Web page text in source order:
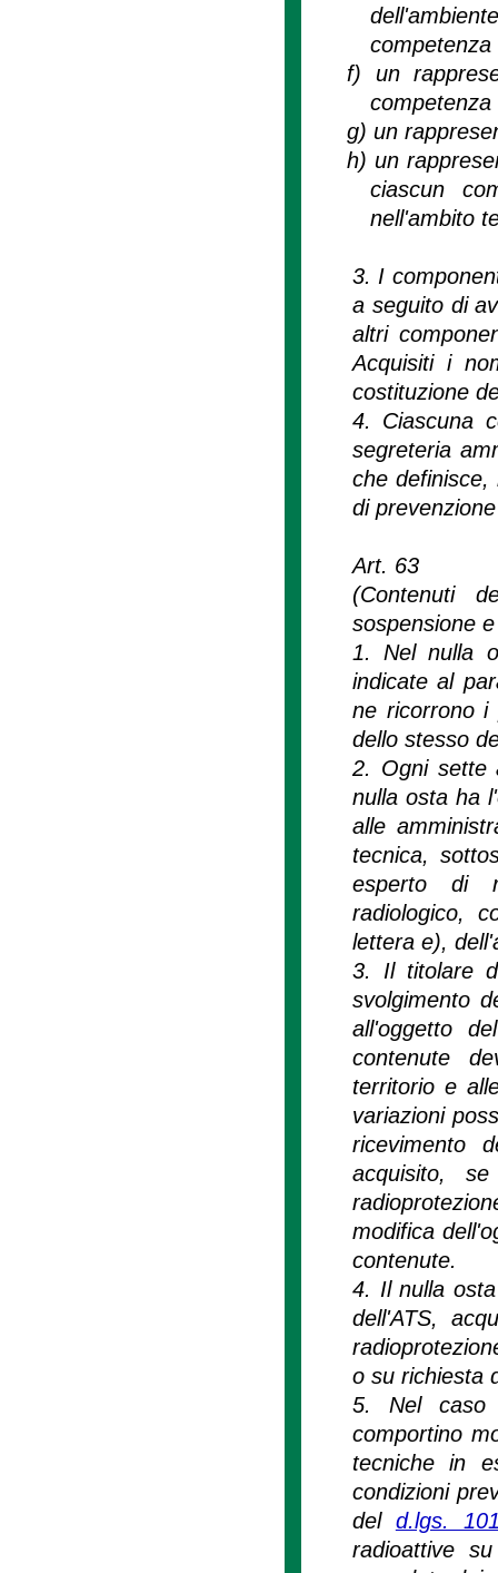
competenza
f) un
competenza
g)un
h) un
ciascun
nell'ambito
3. I
a seguito di
altri
Acquisiti i
costituzione
4. Ciascuna
segreteria
che definisce,
di
Art. 63
(Contenuti
sospensione
1. Nel nulla
indicate al
ne ricorrono i
dello stesso
2. Ogni sette
nulla osta ha
alle
tecnica,
esperto di
radiologico,
lettera e),
3. Il titolare
svolgimento
all'oggetto
contenute
territorio e
variazioni
ricevimento
acquisito,
modifica
contenute.
4. Il nulla
dell'ATS,
o su richiesta
5. Nel caso
comportino
tecniche in
condizioni
del d.lgs.
radioattive